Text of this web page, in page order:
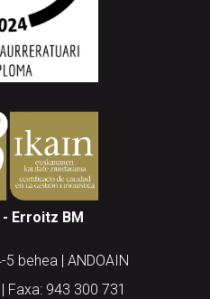
Erroitz BM
behea | ANDOAIN
Faxa: 943 300 731